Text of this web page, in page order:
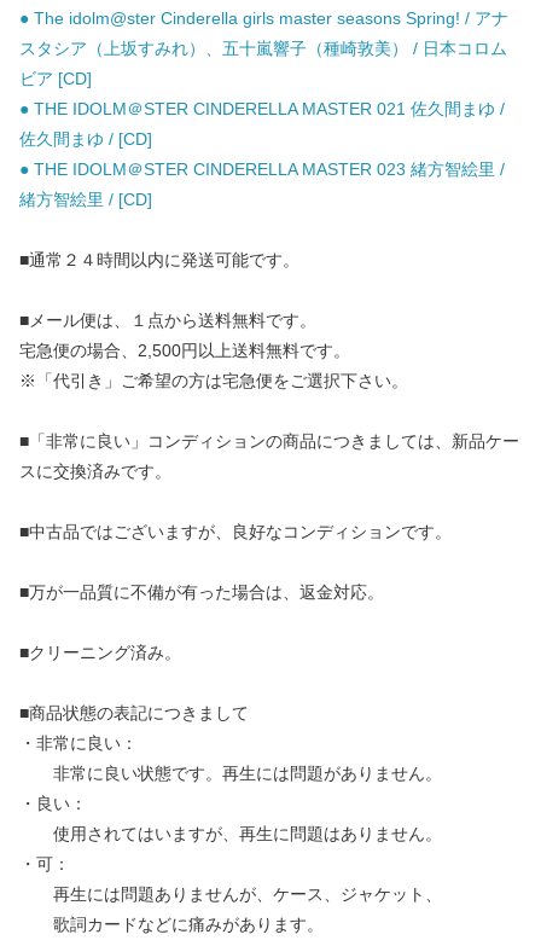
● The idolm@ster Cinderella girls master seasons Spring! / アナ
スタシア（上坂すみれ）、五十嵐響子（種崎敦美） / 日本コロム
ビア [CD]
● THE IDOLM＠STER CINDERELLA MASTER 021 佐久間まゆ /
佐久間まゆ / [CD]
● THE IDOLM＠STER CINDERELLA MASTER 023 緒方智絵里 /
緒方智絵里 / [CD]
■通常２４時間以内に発送可能です。
■メール便は、１点から送料無料です。
宅急便の場合、2,500円以上送料無料です。
※「代引き」ご希望の方は宅急便をご選択下さい。
■「非常に良い」コンディションの商品につきましては、新品ケー
スに交換済みです。
■中古品ではございますが、良好なコンディションです。
■万が一品質に不備が有った場合は、返金対応。
■クリーニング済み。
■商品状態の表記につきまして
・非常に良い：
非常に良い状態です。再生には問題がありません。
・良い：
使用されてはいますが、再生に問題はありません。
・可：
再生には問題ありませんが、ケース、ジャケット、
歌詞カードなどに痛みがあります。